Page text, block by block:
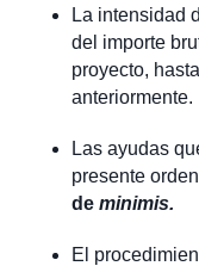
La intensidad
del importe
proyecto,
anteriormente.
Las ayudas
presente
de minimis.
El